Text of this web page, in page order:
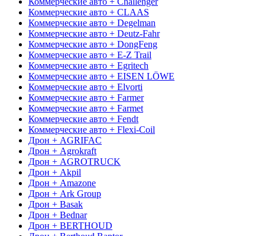
Коммерческие авто + CLAAS
Коммерческие авто + Degelman
Коммерческие авто + Deutz-Fahr
Коммерческие авто + DongFeng
Коммерческие авто + E-Z Trail
Коммерческие авто + Egritech
Коммерческие авто + EISEN LÖWE
Коммерческие авто + Elvorti
Коммерческие авто + Farmer
Коммерческие авто + Farmet
Коммерческие авто + Fendt
Коммерческие авто + Flexi-Coil
Дрон + AGRIFAC
Дрон + Agrokraft
Дрон + AGROTRUCK
Дрон + Akpil
Дрон + Amazone
Дрон + Ark Group
Дрон + Basak
Дрон + Bednar
Дрон + BERTHOUD